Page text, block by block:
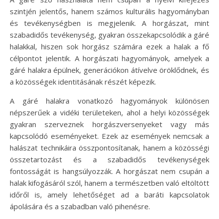
szintjén jelentős, hanem számos kulturális hagyományban
és tevékenységben is megjelenik. A horgászat, mint
szabadidős tevékenység, gyakran összekapcsolódik a gáré
halakkal, hiszen sok horgász számára ezek a halak a fő
célpontot jelentik. A horgászati hagyományok, amelyek a
gáré halakra épülnek, generációkon átívelve öröklődnek, és
a közösségek identitásának részét képezik.
A gáré halakra vonatkozó hagyományok különösen
népszerűek a vidéki területeken, ahol a helyi közösségek
gyakran szerveznek horgászversenyeket vagy más
kapcsolódó eseményeket. Ezek az események nemcsak a
halászat technikáira összpontosítanak, hanem a közösségi
összetartozást és a szabadidős tevékenységek
fontosságát is hangsúlyozzák. A horgászat nem csupán a
halak kifogásáról szól, hanem a természetben való eltöltött
időről is, amely lehetőséget ad a baráti kapcsolatok
ápolására és a szabadban való pihenésre.